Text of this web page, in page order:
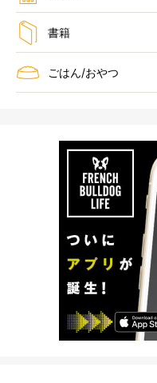
書籍
ごはん/おやつ